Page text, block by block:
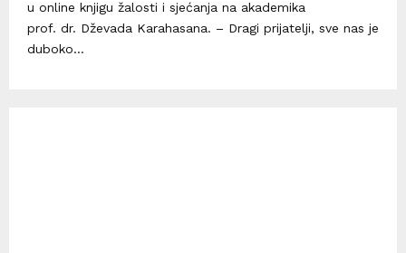
u online knjigu žalosti i sjećanja na akademika
prof. dr. Dževada Karahasana. – Dragi prijatelji, sve nas je
duboko...